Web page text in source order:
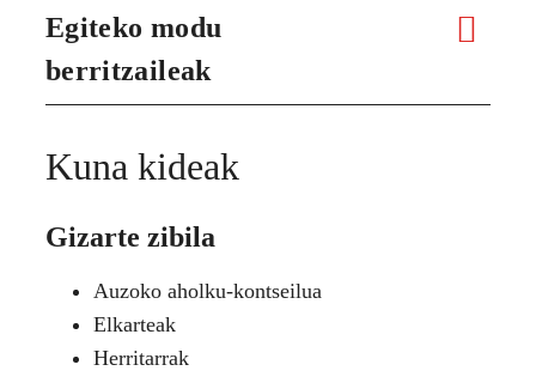
Egiteko modu
berritzaileak
Kuna kideak
Gizarte zibila
Auzoko aholku-kontseilua
Elkarteak
Herritarrak